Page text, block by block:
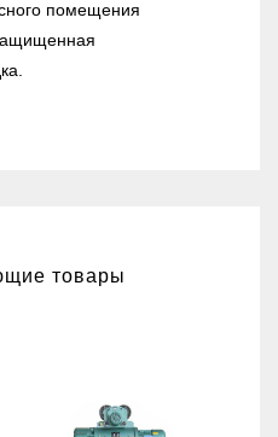
помещения
товары